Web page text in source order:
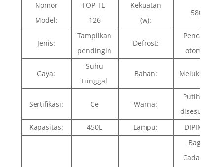
Nomor
Model:
TOP-TL-
126
Kekuatan
(w):
580W
Jenis:
Tampilkan
pendingin
Defrost:
Pencairan
otomatis
Gaya:
Suhu
tunggal
Bahan: Melukis baja
Sertifikasi: Ce Warna:
Putih atau
disesuaikan
Kapasitas:
450L Lampu: DIPIMPIN
Bagian
Cadangan